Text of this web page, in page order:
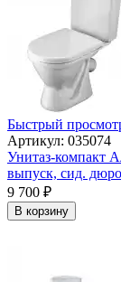
Быстрый
Артикул: 035074
Унитаз-компакт
выпуск, сид.
9 700 ₽
В корзину